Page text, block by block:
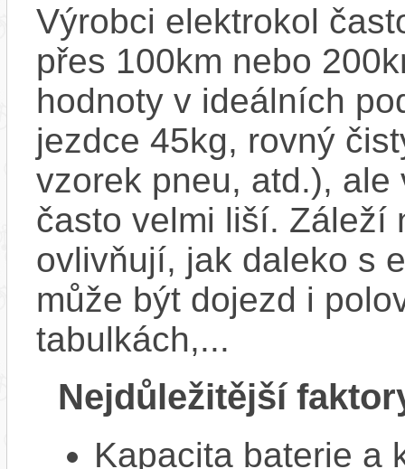
Výrobci elektrokol
přes 100km nebo
hodnoty v ideálních
jezdce 45kg, rovný
vzorek pneu, atd.),
často velmi liší. Záleží
ovlivňují, jak daleko s
může být dojezd i
tabulkách,...
Nejdůležitější
Kapacita baterie a